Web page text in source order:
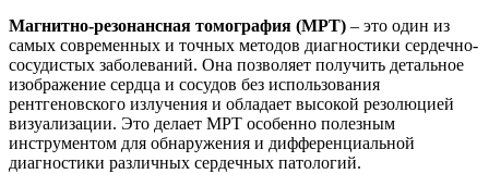
Магнитно-резонансная томография (МРТ) – это один из
самых современных и точных методов диагностики сердечно-
сосудистых заболеваний. Она позволяет получить детальное
изображение сердца и сосудов без использования
рентгеновского излучения и обладает высокой резолюцией
визуализации. Это делает МРТ особенно полезным
инструментом для обнаружения и дифференциальной
диагностики различных сердечных патологий.